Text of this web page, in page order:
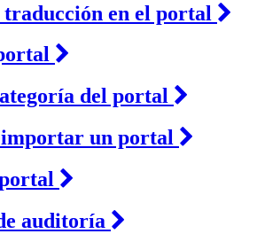
en el portal
del portal
un portal
auditoría